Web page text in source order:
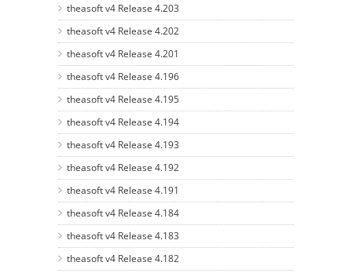
theasoft v4 Release 4.203
theasoft v4 Release 4.202
theasoft v4 Release 4.201
theasoft v4 Release 4.196
theasoft v4 Release 4.195
theasoft v4 Release 4.194
theasoft v4 Release 4.193
theasoft v4 Release 4.192
theasoft v4 Release 4.191
theasoft v4 Release 4.184
theasoft v4 Release 4.183
theasoft v4 Release 4.182